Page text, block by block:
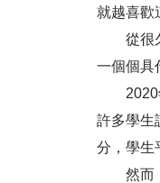
就越喜歡
從很久
一個個具
2020年
許多學生
分，學生
然而，